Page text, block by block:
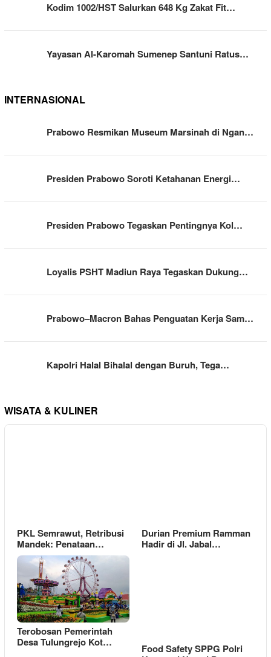
Kodim 1002/HST Salurkan 648 Kg Zakat Fit…
Yayasan Al-Karomah Sumenep Santuni Ratus…
INTERNASIONAL
Prabowo Resmikan Museum Marsinah di Ngan…
Presiden Prabowo Soroti Ketahanan Energi…
Presiden Prabowo Tegaskan Pentingnya Kol…
Loyalis PSHT Madiun Raya Tegaskan Dukung…
Prabowo–Macron Bahas Penguatan Kerja Sam…
Kapolri Halal Bihalal dengan Buruh, Tega…
WISATA & KULINER
PKL Semrawut, Retribusi
Mandek: Penataan…
Durian Premium Ramman
Hadir di Jl. Jabal…
Terobosan Pemerintah
Desa Tulungrejo Kot…
Food Safety SPPG Polri